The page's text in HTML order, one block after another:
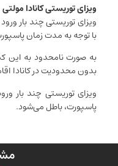
ویزای توریستی کانادا مولتی
ویزای توریستی چند بار
با توجه به مدت زمان
بدون محدودیت در کانادا
ویزای توریستی چند بار
پاسپورت، باطل می‌شود.